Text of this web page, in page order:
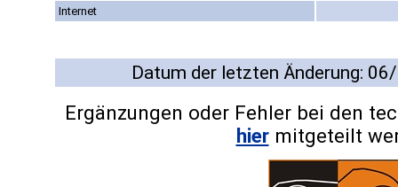
Internet
Datum der letzten Änderung:
Ergänzungen oder Fehler bei den
hiermitgeteilt